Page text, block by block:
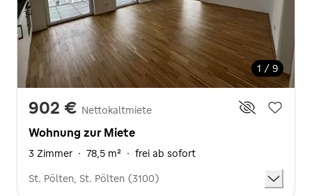
1 / 9
902 € Nettokaltmiete
Wohnung zur Miete
3 Zimmer · 78,5 m² · frei ab sofort
St. Pölten, St. Pölten (3100)